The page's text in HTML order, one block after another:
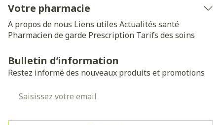
Votre pharmacie
A propos de nous Liens utiles Actualités santé
Pharmacien de garde Prescription Tarifs des soins
Bulletin d’information
Restez informé des nouveaux produits et promotions